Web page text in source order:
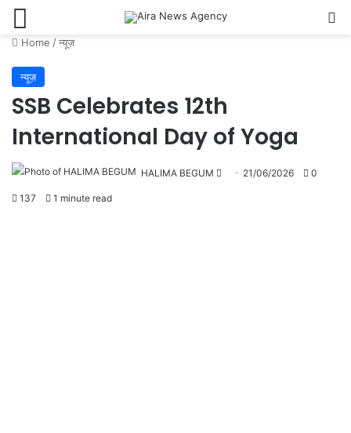
Home /न्यूज़
न्यूज़
SSB Celebrates 12th
International Day of Yoga
HALIMA BEGUM
Send 21/06/2026 0
137 1 minute read